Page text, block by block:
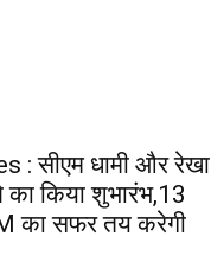
: सीएम धामी और रेखा
का किया शुभारंभ,13
का सफर तय करेगी